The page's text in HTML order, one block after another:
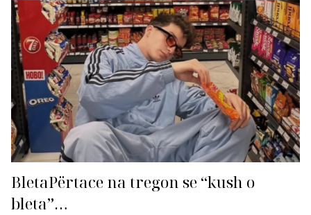
BletaPërtace na tregon se “kush o
bleta”…